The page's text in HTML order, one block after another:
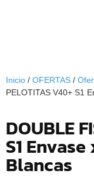
Inicio / OFERTAS /
PELOTITAS V40+ S1
DOUBLE
S1
Blancas